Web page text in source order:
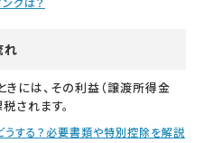
れ
には、その利益（譲渡所得金
されます。
うする？必要書類や特別控除を解説